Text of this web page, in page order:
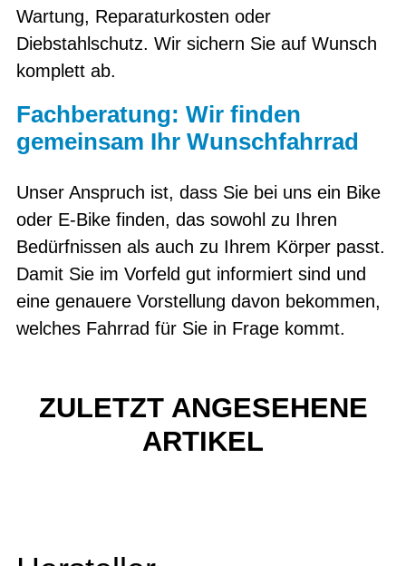
Wartung, Reparaturkosten oder
Diebstahlschutz. Wir sichern Sie auf Wunsch
komplett ab.
Fachberatung: Wir finden
gemeinsam Ihr Wunschfahrrad
Unser Anspruch ist, dass Sie bei uns ein Bike
oder E-Bike finden, das sowohl zu Ihren
Bedürfnissen als auch zu Ihrem Körper passt.
Damit Sie im Vorfeld gut informiert sind und
eine genauere Vorstellung davon bekommen,
welches Fahrrad für Sie in Frage kommt.
ZULETZT ANGESEHENE
ARTIKEL